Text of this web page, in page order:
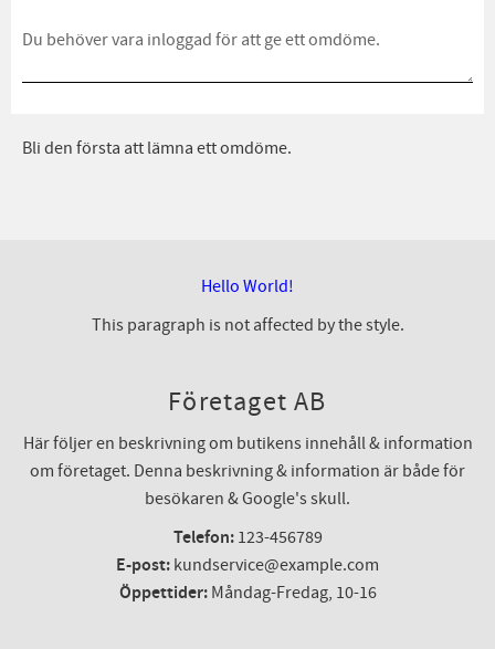
Bli den första att lämna ett omdöme.
Hello World!
This paragraph is not affected by the style.
Företaget AB
Här följer en beskrivning om butikens innehåll & information
om företaget. Denna beskrivning & information är både för
besökaren & Google's skull.
Telefon:123-456789
E-post: kundservice@example.com
Öppettider:Måndag-Fredag, 10-16